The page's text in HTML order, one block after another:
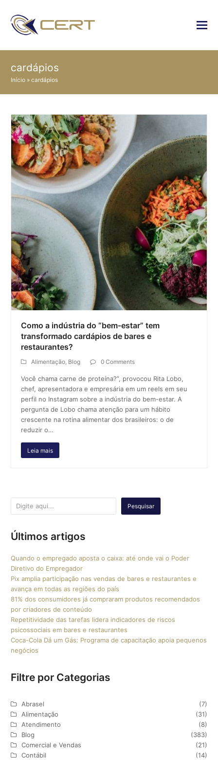
cardápios
Início »cardápios
Como a indústria do “bem-estar” tem
transformado cardápios de bares e
restaurantes?
Alimentação, Blog 0 Comments
Você chama carne de proteína?”, provocou Rita Lobo,
chef, apresentadora e empresária em um reels em seu
perfil no Instagram sobre a indústria do bem-estar. A
pergunta de Lobo chama atenção para um hábito
crescente na rotina alimentar dos brasileiros: o de
reduzir o…
Leia mais
Pesquisar
Últimos artigos
Quando o empregado aposta o caixa: até onde vai o Poder
Diretivo do Empregador
Pix amplia participação nas vendas de bares e restaurantes e
avança em todas as regiões do país
81% dos consumidores já compraram produtos recomendados
por criadores de conteúdo
Repetitividade das tarefas lidera indicadores de riscos
psicossociais em bares e restaurantes
Coca-Cola Dá um Gás: Programa de capacitação apoia pequenos
negócios
Filtre por Categorias
Abrasel
(7)
Alimentação
(31)
Atendimento
(8)
Blog
(383)
Comercial e Vendas
(21)
Contábil
(14)